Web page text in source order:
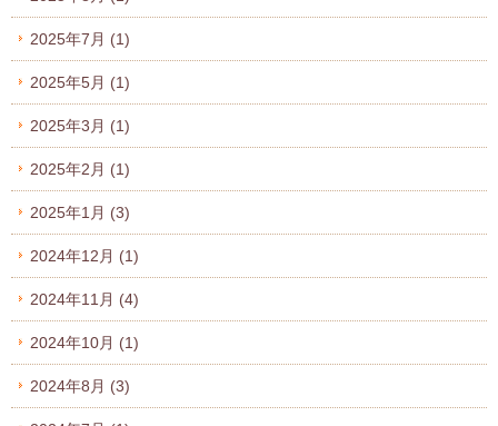
2025年7月 (1)
2025年5月 (1)
2025年3月 (1)
2025年2月 (1)
2025年1月 (3)
2024年12月 (1)
2024年11月 (4)
2024年10月 (1)
2024年8月 (3)